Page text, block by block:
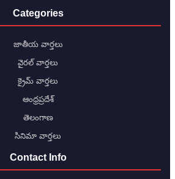
Categories
జాతీయ వార్తలు
వైరల్ వార్తలు
క్రైమ్ వార్తలు
ఆంధ్రప్రదేశ్
తెలంగాణ
సినిమా వార్తలు
Contact Info